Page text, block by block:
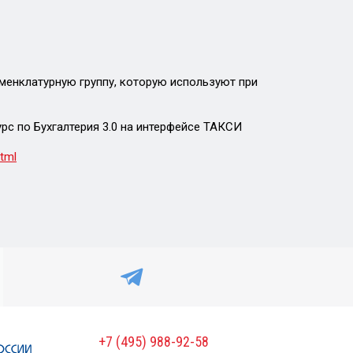
группу, которую используют при
по Бухгалтерия 3.0 на интерфейсе ТАКСИ
+7 (495) 988-92-58